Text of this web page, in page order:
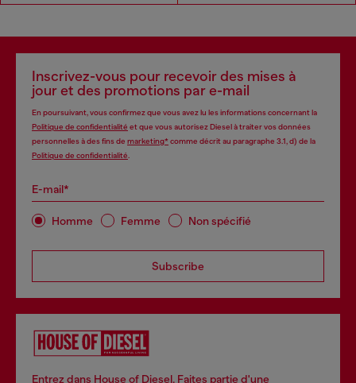
Inscrivez-vous pour recevoir des mises à
jour et des promotions par e-mail
En poursuivant, vous confirmez que vous avez lu les informations concernant la
Politique de confidentialité et que vous autorisez Diesel à traiter vos données
personnelles à des fins de marketing*comme décrit au paragraphe 3.1, d) de la
Politique de confidentialité
E-mail*
Homme Femme Non spécifié
Subscribe
Entrez dans House of Diesel. Faites partie d'une